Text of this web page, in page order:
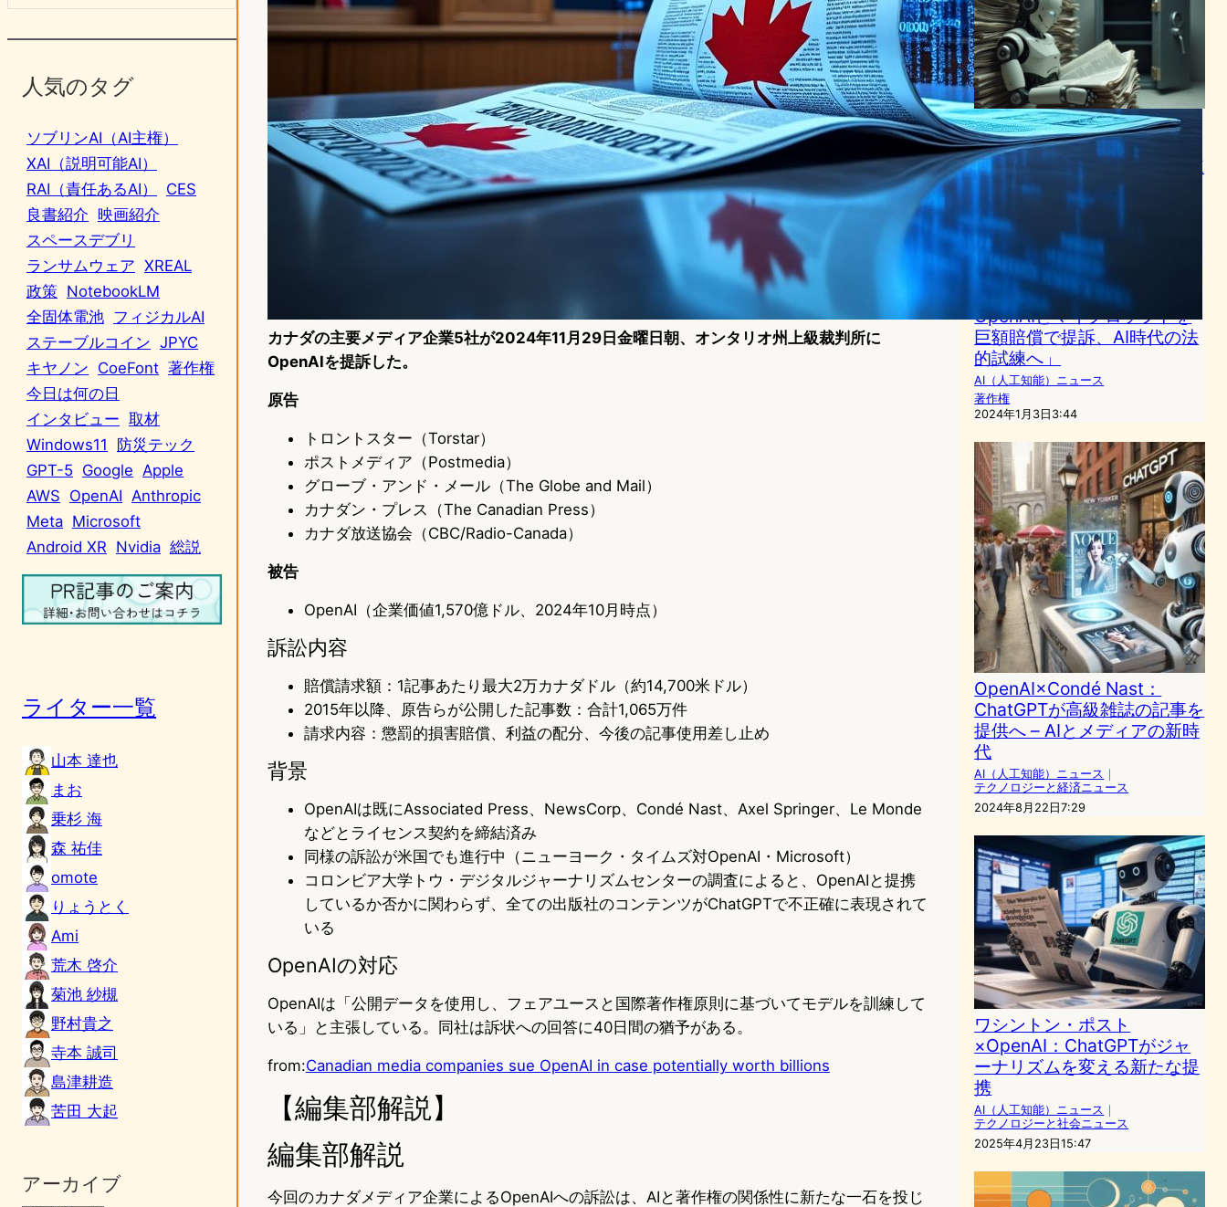
人気のタグ
ソブリンAI（AI主権）
XAI（説明可能AI）
RAI（責任あるAI）
CES
良書紹介 映画紹介
スペースデブリ
ランサムウェア XREAL
政策 NotebookLM
全固体電池 フィジカルAI
ステーブルコイン JPYC
キヤノン CoeFont 著作権
今日は何の日
インタビュー 取材
Windows11
防災テック
GPT-5 Google Apple
AWS OpenAI Anthropic
Meta Microsoft
Android XR Nvidia 総説
ライター一覧
山本 達也
まお
乗杉 海
森 祐佳
omote
りょうとく
Ami
荒木 啓介
菊池 紗槻
野村貴之
寺本 誠司
島津耕造
苦田 大起
アーカイブ
カナダの主要メディア企業5社が2024年11月29日金曜日朝、オンタリオ州上級裁判所に
OpenAIを提訴した。
原告
トロントスター（Torstar）
ポストメディア（Postmedia）
グローブ・アンド・メール（The Globe and Mail）
カナダン・プレス（The Canadian Press）
カナダ放送協会（CBC/Radio-Canada）
被告
OpenAI（企業価値1,570億ドル、2024年10月時点）
訴訟内容
賠償請求額：1記事あたり最大2万カナダドル（約14,700米ドル）
2015年以降、原告らが公開した記事数：合計1,065万件
請求内容：懲罰的損害賠償、利益の配分、今後の記事使用差し止め
背景
OpenAIは既にAssociated Press、NewsCorp、Condé Nast、Axel Springer、Le Monde
などとライセンス契約を締結済み
同様の訴訟が米国でも進行中（ニューヨーク・タイムズ対OpenAI・Microsoft）
コロンビア大学トウ・デジタルジャーナリズムセンターの調査によると、OpenAIと提携
しているか否かに関わらず、全ての出版社のコンテンツがChatGPTで不正確に表現されて
いる
OpenAIの対応
OpenAIは「公開データを使用し、フェアユースと国際著作権原則に基づいてモデルを訓練して
いる」と主張している。同社は訴状への回答に40日間の猶予がある。
from:Canadian media companies sue OpenAI in case potentially worth billions
【編集部解説】
編集部解説
今回のカナダメディア企業によるOpenAIへの訴訟は、AIと著作権の関係性に新たな一石を投じ
Ziff Davis・Mashable・
PCMagがOpenAIを著作権侵
害で提訴 – ChatGPTのAI訓練
データ利用を巡る国際訴訟
AI（人工知能）ニュース
テクノロジーと社会ニュース
著作権
2025年4月25日11:36
「著作権戦争勃発：NYTが
OpenAIとマイクロソフトを
巨額賠償で提訴、AI時代の法
的試練へ」
AI（人工知能）ニュース
著作権
2024年1月3日3:44
OpenAI×Condé Nast：
ChatGPTが高級雑誌の記事を
提供へ – AIとメディアの新時
代
AI（人工知能）ニュース ｜
テクノロジーと経済ニュース
2024年8月22日7:29
ワシントン・ポスト
×OpenAI：ChatGPTがジャ
ーナリズムを変える新たな提
携
AI（人工知能）ニュース ｜
テクノロジーと社会ニュース
2025年4月23日15:47